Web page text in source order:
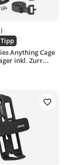
Bewertung
Anything Cage
inkl. Zurr...